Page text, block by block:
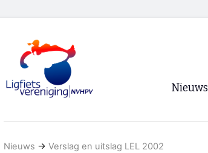
Nieuws
Nieuws → Verslag en uitslag LEL 2002